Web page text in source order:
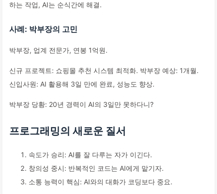
하는 작업, AI는 순식간에 해결.
사례: 박부장의 고민
박부장, 업계 전문가, 연봉 1억원.
신규 프로젝트: 쇼핑몰 추천 시스템 최적화. 박부장 예상: 1개월.
신입사원: AI 활용해 3일 만에 완료, 성능도 향상.
박부장 당황: 20년 경력이 AI의 3일만 못하다니?
프로그래밍의 새로운 질서
속도가 승리: AI를 잘 다루는 자가 이긴다.
창의성 중시: 반복적인 코드는 AI에게 맡기자.
소통 능력이 핵심: AI와의 대화가 코딩보다 중요.